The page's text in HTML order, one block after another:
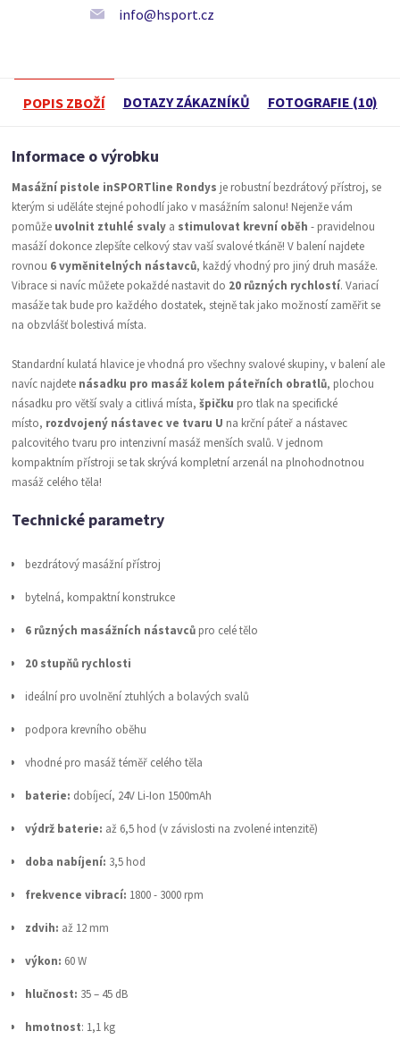
info@hsport.cz
POPIS ZBOŽÍ DOTAZY ZÁKAZNÍKŮ FOTOGRAFIE (10)
Informace o výrobku
Masážní pistole inSPORTline Rondys je robustní bezdrátový přístroj, se
kterým si uděláte stejné pohodlí jako v masážním salonu! Nejenže vám
pomůže uvolnit ztuhlé svaly a stimulovat krevní oběh - pravidelnou
masáží dokonce zlepšíte celkový stav vaší svalové tkáně! V balení najdete
rovnou 6 vyměnitelných nástavců, každý vhodný pro jiný druh masáže.
Vibrace si navíc můžete pokaždé nastavit do 20 různých rychlostí. Variací
masáže tak bude pro každého dostatek, stejně tak jako možností zaměřit se
na obzvlášť bolestivá místa.
Standardní kulatá hlavice je vhodná pro všechny svalové skupiny, v balení ale
navíc najdete násadku pro masáž kolem páteřních obratlů, plochou
násadku pro větší svaly a citlivá místa,špičku pro tlak na specifické
místo, rozdvojený nástavec ve tvaru U na krční páteř a nástavec
palcovitého tvaru pro intenzivní masáž menších svalů. V jednom
kompaktním přístroji se tak skrývá kompletní arzenál na plnohodnotnou
masáž celého těla!
Technické parametry
bezdrátový masážní přístroj
bytelná, kompaktní konstrukce
6 různých masážních nástavců pro celé tělo
20 stupňů rychlosti
ideální pro uvolnění ztuhlých a bolavých svalů
podpora krevního oběhu
vhodné pro masáž téměř celého těla
baterie: dobíjecí, 24V Li-Ion 1500mAh
výdrž baterie: až 6,5 hod (v závislosti na zvolené intenzitě)
doba nabíjení: 3,5 hod
frekvence vibrací: 1800 - 3000 rpm
zdvih: až 12 mm
výkon: 60 W
hlučnost: 35 – 45 dB
hmotnost: 1,1 kg